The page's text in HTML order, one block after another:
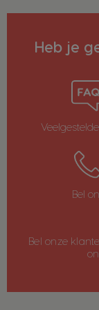
Heb je
Bel
Bel onze